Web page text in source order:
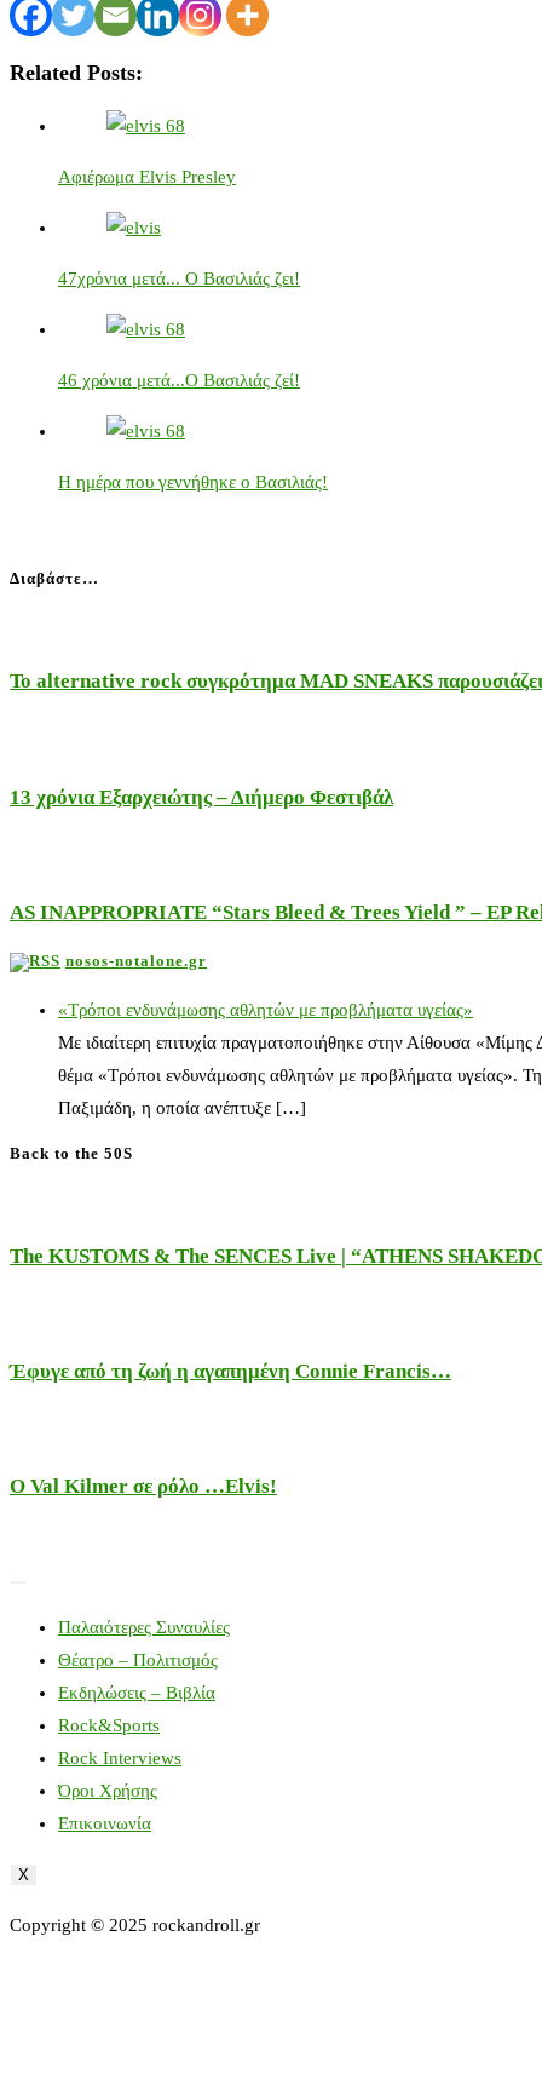
Related Posts:
Αφιέρωμα Elvis Presley
47χρόνια μετά... Ο Βασιλιάς ζει!
46 χρόνια μετά...Ο Βασιλιάς ζεί!
Η ημέρα που γεννήθηκε ο Βασιλιάς!
Διαβάστε…
Το alternative rock συγκρότημα MAD SNEAKS
13 χρόνια Εξαρχειώτης – Διήμερο Φεστιβάλ
AS INAPPROPRIATE “Stars Bleed & Trees Yield ” – EP
nosos-notalone.gr
«Τρόποι ενδυνάμωσης αθλητών με προβλήματα υγείας»
Με ιδιαίτερη επιτυχία πραγματοποιήθηκε στην Αίθουσα
θέμα «Τρόποι ενδυνάμωσης αθλητών με προβλήματα υγείας».
Παξιμάδη, η οποία ανέπτυξε […]
Back to the 50S
The KUSTOMS & The SENCES Live | “ATHENS
Έφυγε από τη ζωή η αγαπημένη Connie Francis…
Ο Val Kilmer σε ρόλο …Elvis!
Παλαιότερες Συναυλίες
Θέατρο – Πολιτισμός
Εκδηλώσεις – Βιβλία
Rock&Sports
Rock Interviews
Όροι Χρήσης
Επικοινωνία
X
Copyright © 2025 rockandroll.gr